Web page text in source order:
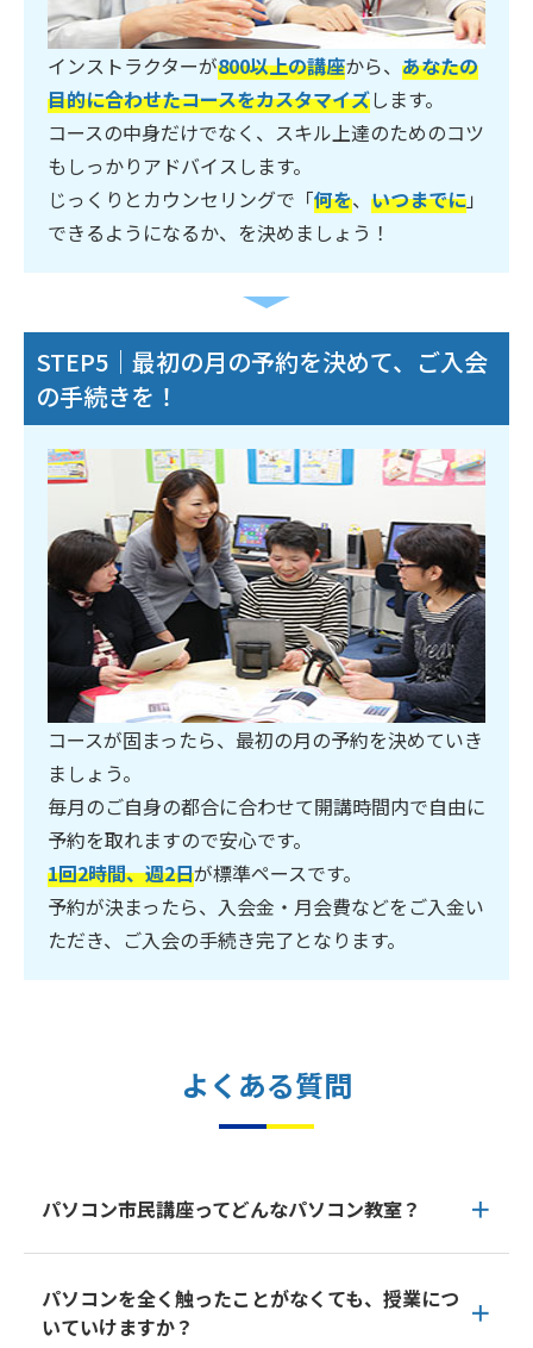
インストラクターが800以上の講座から、 あなたの
目的に合わせたコースをカスタマイズします。
コースの中身だけでなく、スキル上達のためのコツ
もしっかりアドバイスします。
じっくりとカウンセリングで「何を、 いつまでに」
できるようになるか、を決めましょう！
STEP5｜最初の月の予約を決めて、ご入会
の手続きを！
コースが固まったら、最初の月の予約を決めていき
ましょう。
毎月のご自身の都合に合わせて開講時間内で自由に
予約を取れますので安心です。
1回2時間、週2日が標準ペースです。
予約が決まったら、入会金・月会費などをご入金い
ただき、ご入会の手続き完了となります。
よくある質問
パソコン市民講座ってどんなパソコン教室？
パソコンを全く触ったことがなくても、授業につ
いていけますか？